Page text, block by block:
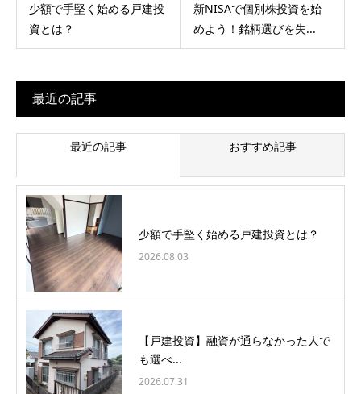
少額で手堅く始める戸建投
資とは？
新NISAで個別株投資を始
めよう！銘柄選びを失...
最近の記事
最近の記事 おすすめ記事
少額で手堅く始める戸建投資とは？
2026.08.03
【戸建投資】融資が通らなかった人で
も選べ...
2026.07.31